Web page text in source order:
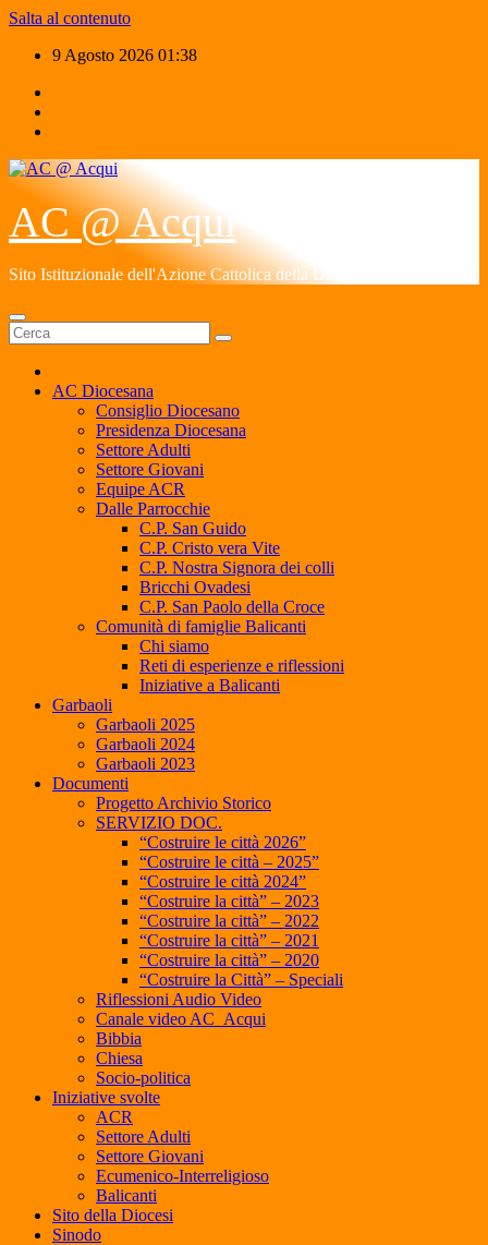
Salta al contenuto
9 Agosto 2026 01:38
AC @ Acqui
Sito Istituzionale dell'Azione Cattolica della Diocesi di Acqui
AC Diocesana
Consiglio Diocesano
Presidenza Diocesana
Settore Adulti
Settore Giovani
Equipe ACR
Dalle Parrocchie
C.P. San Guido
C.P. Cristo vera Vite
C.P. Nostra Signora dei colli
Bricchi Ovadesi
C.P. San Paolo della Croce
Comunità di famiglie Balicanti
Chi siamo
Reti di esperienze e riflessioni
Iniziative a Balicanti
Garbaoli
Garbaoli 2025
Garbaoli 2024
Garbaoli 2023
Documenti
Progetto Archivio Storico
SERVIZIO DOC.
“Costruire le città 2026”
“Costruire le città – 2025”
“Costruire le città 2024”
“Costruire la città” – 2023
“Costruire la città” – 2022
“Costruire la città” – 2021
“Costruire la città” – 2020
“Costruire la Città” – Speciali
Riflessioni Audio Video
Canale video AC_Acqui
Bibbia
Chiesa
Socio-politica
Iniziative svolte
ACR
Settore Adulti
Settore Giovani
Ecumenico-Interreligioso
Balicanti
Sito della Diocesi
Sinodo